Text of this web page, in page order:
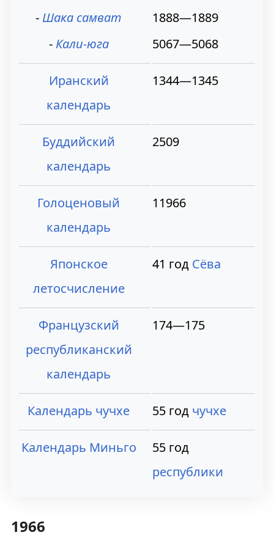
⁃ Шака самват
1888—1889
⁃ Кали-юга 5067—5068
Иранский
календарь
1344—1345
Буддийский
календарь
2509
Голоценовый
календарь
11966
Японское
летосчисление
41 год Сёва
Французский
республиканский
календарь
174—175
Календарь чучхе 55 год чучхе
Календарь Миньго
55 год
республики
1966